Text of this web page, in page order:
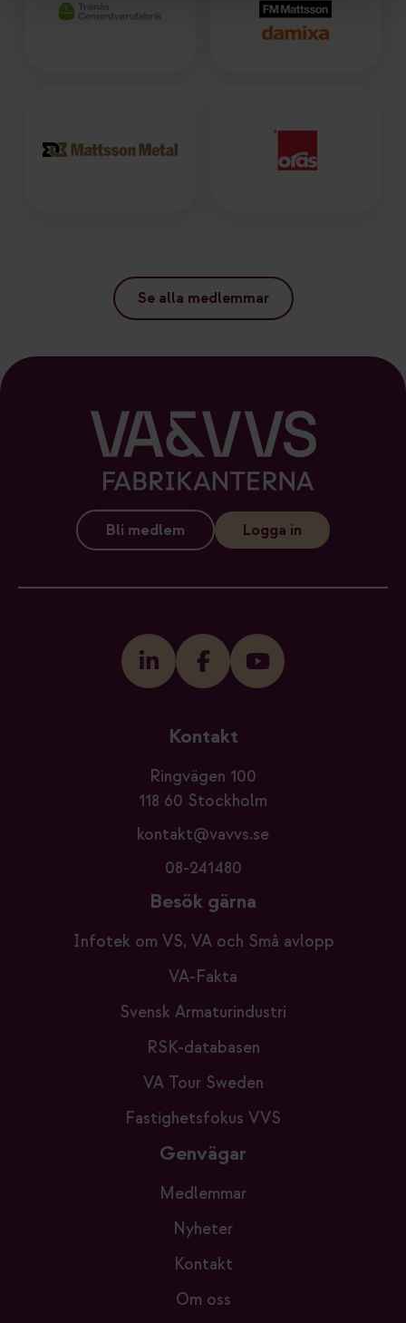
Se alla medlemmar
Bli medlem Logga in
Kontakt
Ringvägen 100
118 60 Stockholm
kontakt@vavvs.se
08-241480
Besök gärna
Infotek om VS, VA och Små avlopp
VA-Fakta
Svensk Armaturindustri
RSK-databasen
VA Tour Sweden
Fastighetsfokus VVS
Genvägar
Medlemmar
Nyheter
Kontakt
Om oss